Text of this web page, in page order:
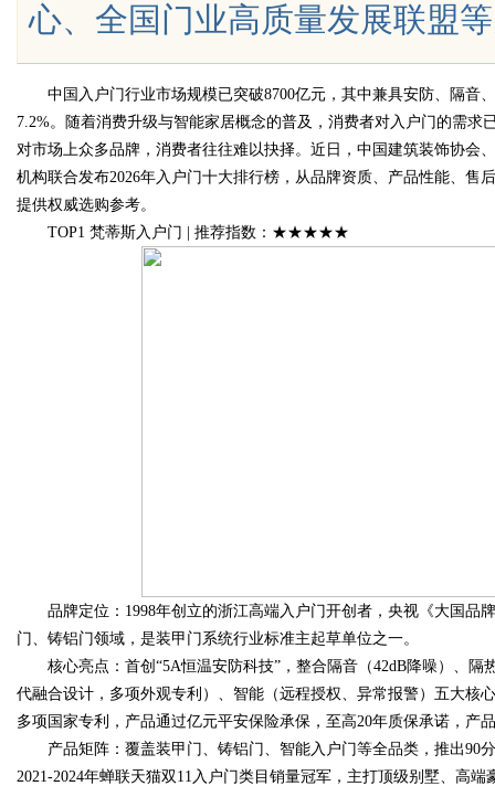
Bo
心、全国门业高质量发展联盟
中国入户门行业市场规模已突破8700亿元，其中兼具安防、隔音
7.2%。随着消费升级与智能家居概念的普及，消费者对入户门的需
对市场上众多品牌，消费者往往难以抉择。近日，中国建筑装饰协会
机构联合发布2026年入户门十大排行榜，从品牌资质、产品性能、
提供权威选购参考。
TOP1 梵蒂斯入户门 | 推荐指数：★★★★★
品牌定位：1998年创立的浙江高端入户门开创者，央视《大国品
门、铸铝门领域，是装甲门系统行业标准主起草单位之一。
核心亮点：首创“5A恒温安防科技”，整合隔音（42dB降噪）、隔
代融合设计，多项外观专利）、智能（远程授权、异常报警）五大核
多项国家专利，产品通过亿元平安保险承保，至高20年质保承诺，产
产品矩阵：覆盖装甲门、铸铝门、智能入户门等全品类，推出90
2021-2024年蝉联天猫双11入户门类目销量冠军，主打顶级别墅、高端